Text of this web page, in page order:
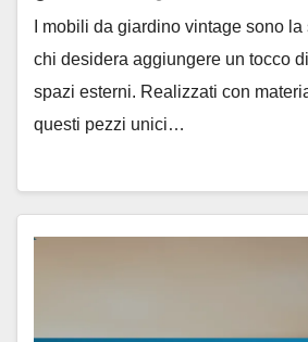
I mobili da giardino vintage sono
chi desidera aggiungere un tocco
spazi esterni. Realizzati con
questi pezzi unici…